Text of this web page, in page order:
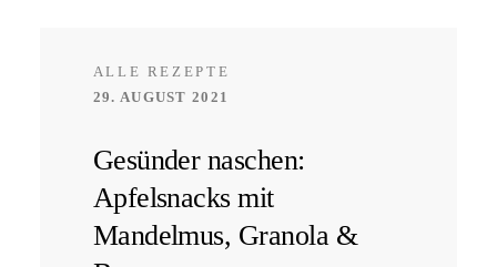
ALLE REZEPTE
29. AUGUST 2021
Gesünder naschen:
Apfelsnacks mit
Mandelmus, Granola &